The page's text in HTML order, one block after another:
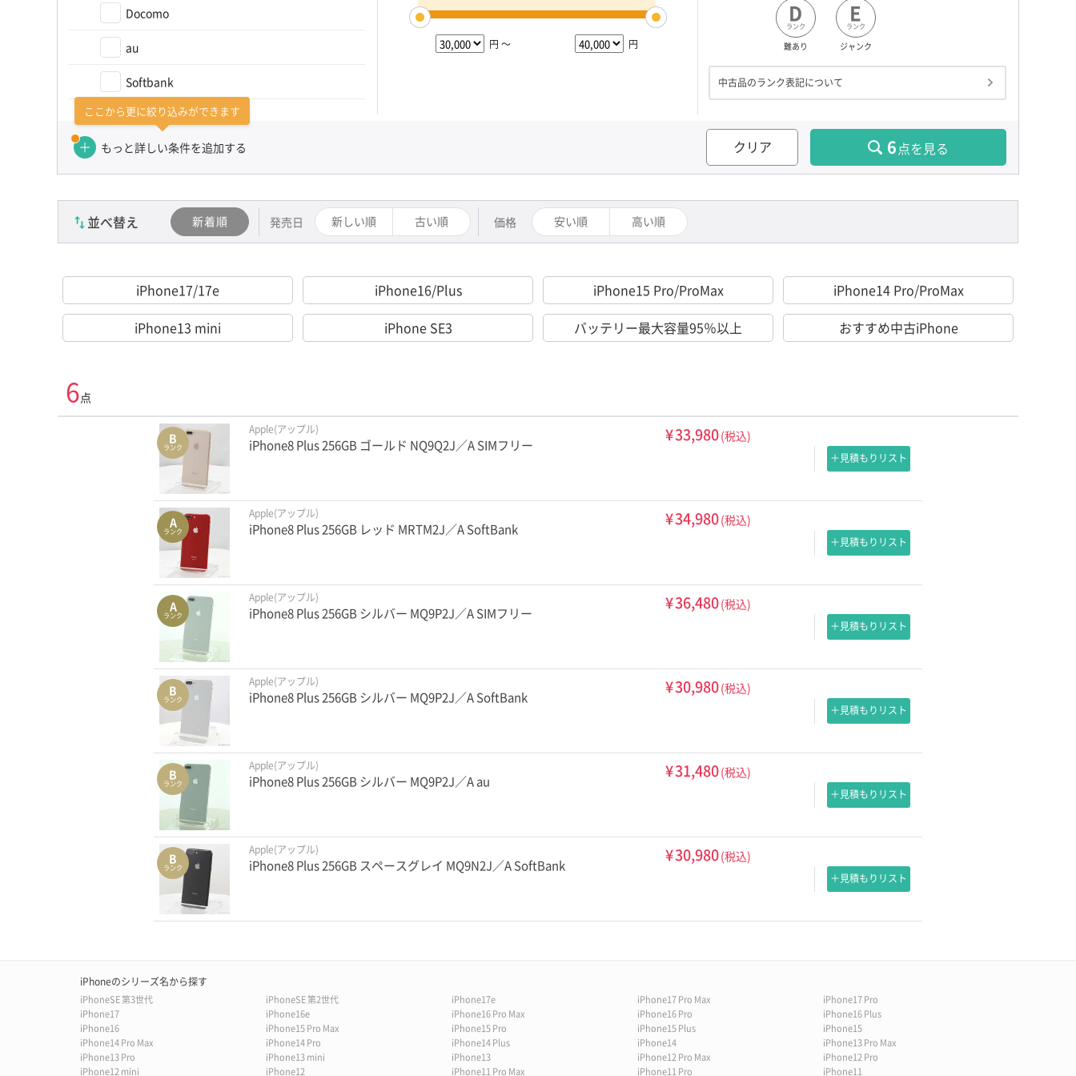
Docomo
au
Softbank
カテゴリーを選び直す（かんたん検索）
円 ～ 円
D
ランク
難あり
E
ランク
ジャンク
中古品のランク表記について
ここから更に絞り込みができます
もっと詳しい条件を追加する クリア 6点を見る
並べ替え 新着順 発売日 新しい順 古い順 価格 安い順 高い順
iPhone17/17e iPhone16/Plus iPhone15 Pro/ProMax
iPhone14 Pro/ProMax
iPhone13 mini
iPhone SE3 バッテリー最大容量95％以上 おすすめ中古iPhone
6点
B
ランク
Apple(アップル)
iPhone8 Plus 256GB ゴールド NQ9Q2J／A SIMフリー ¥33,980(税込)
＋見積もりリスト
A
ランク
Apple(アップル)
iPhone8 Plus 256GB レッド MRTM2J／A SoftBank ¥34,980(税込)
＋見積もりリスト
A
ランク
Apple(アップル)
iPhone8 Plus 256GB シルバー MQ9P2J／A SIMフリー ¥36,480(税込)
＋見積もりリスト
B
ランク
Apple(アップル)
iPhone8 Plus 256GB シルバー MQ9P2J／A SoftBank ¥30,980(税込)
＋見積もりリスト
B
ランク
Apple(アップル)
iPhone8 Plus 256GB シルバー MQ9P2J／A au ¥31,480(税込)
＋見積もりリスト
B
ランク
Apple(アップル)
iPhone8 Plus 256GB スペースグレイ MQ9N2J／A SoftBank ¥30,980(税込)
＋見積もりリスト
iPhoneのシリーズ名から探す
iPhoneSE 第3世代 iPhoneSE 第2世代 iPhone17e iPhone17 Pro Max
iPhone17 Pro
iPhone17
iPhone16e iPhone16 Pro Max iPhone16 Pro
iPhone16 Plus
iPhone16
iPhone15 Pro Max iPhone15 Pro iPhone15 Plus
iPhone15
iPhone14 Pro Max
iPhone14 Pro iPhone14 Plus iPhone14
iPhone13 Pro Max
iPhone13 Pro
iPhone13 mini iPhone13 iPhone12 Pro Max
iPhone12 Pro
iPhone12 mini
iPhone12 iPhone11 Pro Max iPhone11 Pro iPhone11